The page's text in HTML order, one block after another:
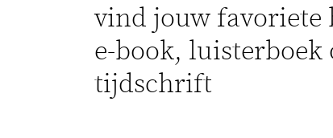
vind jouw favoriete
e-book, luisterboek
tijdschrift